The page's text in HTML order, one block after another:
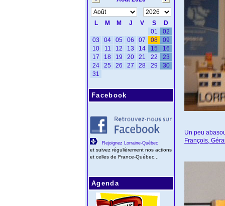
Facebook
Rejoignez Lorraine-Québec
et suivez régulièrement nos actions
et celles de France-Québec...
Agenda
Un peu
François,